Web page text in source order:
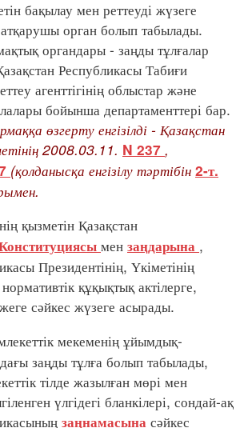
бақылау мен реттеуді жүзеге
орган болып табылады.
органдары - заңды тұлғалар
Республикасы Табиғи
агенттігінің облыстар және
бойынша департаменттері бар.
өзгерту енгізілді - Қазақстан
2008.03.11. N 237 ,
(қолданысқа енгізілу тәртібін 2-т.
қызметін Қазақстан
мен заңдарына ,
Президентінің, Үкіметінің
құқықтық актілерге,
сәйкес жүзеге асырады.
мекеменің ұйымдық-
заңды тұлға болып табылады,
тілде жазылған мөрі мен
үлгідегі бланкілері, сондай-ақ
заңнамасына сәйкес